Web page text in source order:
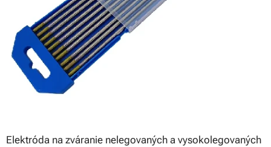
Elektróda na zváranie nelegovaných a vysokolegovaných